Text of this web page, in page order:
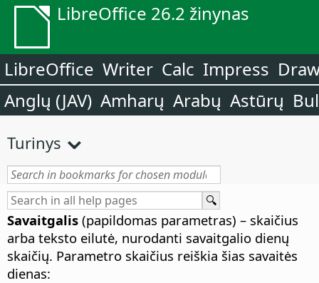
LibreOffice 26.2 žinynas
LibreOffice Writer Calc Impress
Anglų (JAV) Amharų Arabų Astūrų
Turinys
Savaitgalis (papildomas parametras) – skaičius
arba teksto eilutė, nurodanti savaitgalio dienų
skaičių. Parametro skaičius reiškia šias savaitės
dienas: